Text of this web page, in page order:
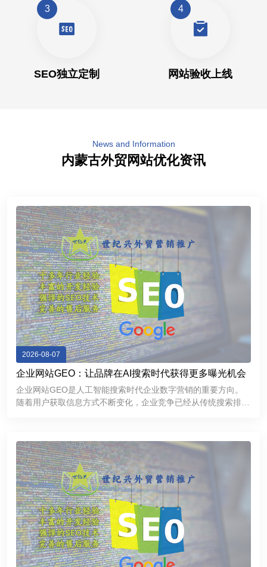
3
SEO独立定制
4
网站验收上线
News and Information
内蒙古外贸网站优化资讯
2026-08-07
企业网站GEO：让品牌在AI搜索时代获得更多曝光机会
企业网站GEO是人工智能搜索时代企业数字营销的重要方向。
随着用户获取信息方式不断变化，企业竞争已经从传统搜索排名